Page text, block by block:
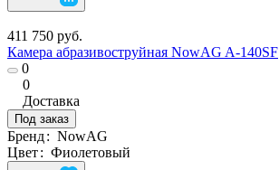
411 750 руб.
Камера абразивоструйная NowAG A-140SF
0
0
Доставка
Под заказ
Бренд: NowAG
Цвет: Фиолетовый